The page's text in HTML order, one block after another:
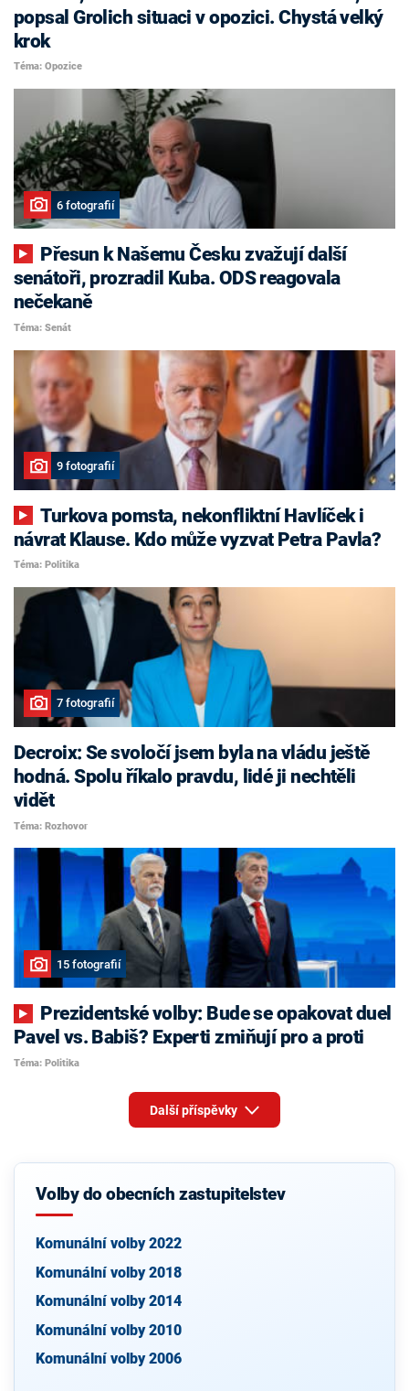
popsal Grolich situaci v opozici. Chystá velký
krok
Téma: Opozice
6 fotografií
senátoři, prozradil Kuba. ODS reagovala
nečekaně
Téma: Senát
9 fotografií
Turkova pomsta, nekonfliktní Havlíček i
návrat Klause. Kdo může vyzvat Petra Pavla?
Téma: Politika
7 fotografií
Decroix: Se svoločí jsem byla na vládu ještě
hodná. Spolu říkalo pravdu, lidé ji nechtěli
vidět
Téma: Rozhovor
15 fotografií
Pavel vs. Babiš? Experti zmiňují pro a proti
Téma: Politika
Další příspěvky
Volby do obecních zastupitelstev
Komunální volby 2022
Komunální volby 2018
Komunální volby 2014
Komunální volby 2010
Komunální volby 2006